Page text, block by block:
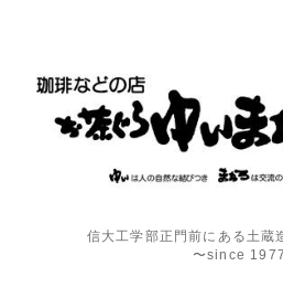
信大工学部正門前にある土蔵
〜since